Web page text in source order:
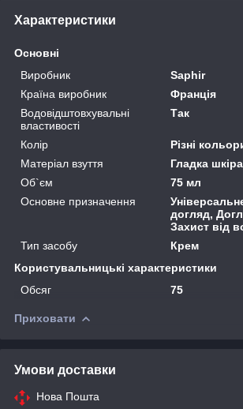
Характеристики
Основні
Виробник
Saphir
Країна виробник
Франція
Водовідштовхувальні
властивості
Так
Колір
Різні
Матеріал взуття
Гладка шкіра
Об`єм
75 мл
Основне призначення
догляд,
Захист від
Тип засобу
Крем
Користувальницькі характеристики
Обсяг
75
Приховати
Умови доставки
Нова Пошта